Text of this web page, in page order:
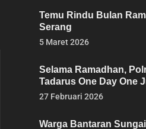
Temu Rindu Bulan
Serang
5 Maret 2026
Selama Ramadhan,
Tadarus One Day One
27 Februari 2026
Warga Bantaran